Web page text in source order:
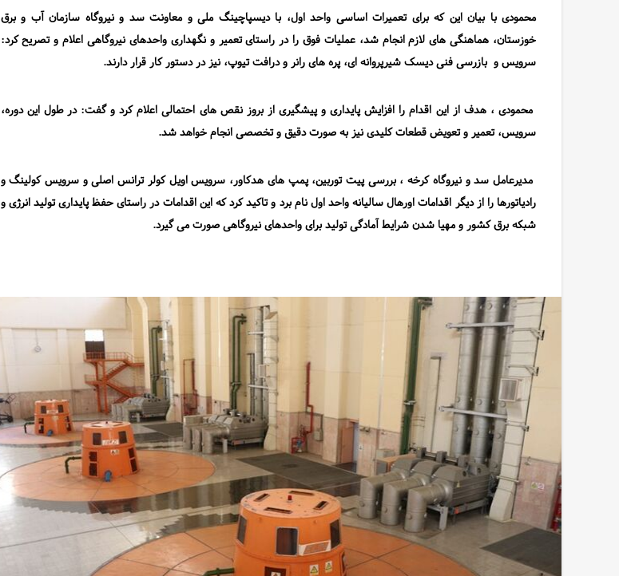
محمودی با بیان این که برای تعمیرات اساسی واحد اول، با دیسپاچینگ ملی و معاونت سد و نیروگاه سازمان آب و برق
خوزستان، هماهنگی های لازم انجام شد، عملیات فوق را در راستای تعمیر و نگهداری واحدهای نیروگاهی اعلام و تصریح کرد:
سرویس و بازرسی فنی دیسک شیرپروانه ای، پره های رانر و درافت تیوپ، نیز در دستور کار قرار دارند.
محمودی ، هدف از این اقدام را افزایش پایداری و پیشگیری از بروز نقص های احتمالی اعلام کرد و گفت: در طول این دوره،
سرویس، تعمیر و تعویض قطعات کلیدی نیز به صورت دقیق و تخصصی انجام خواهد شد.
مدیرعامل سد و نیروگاه کرخه ، بررسی پیت توربین، پمپ های هدکاور، سرویس اویل کولر ترانس اصلی و سرویس کولینگ و
رادیاتورها را از دیگر اقدامات اورهال سالیانه واحد اول نام برد و تاکید کرد که این اقدامات در راستای حفظ پایداری تولید انرژی و
شبکه برق کشور و مهیا شدن شرایط آمادگی تولید برای واحدهای نیروگاهی صورت می گیرد.